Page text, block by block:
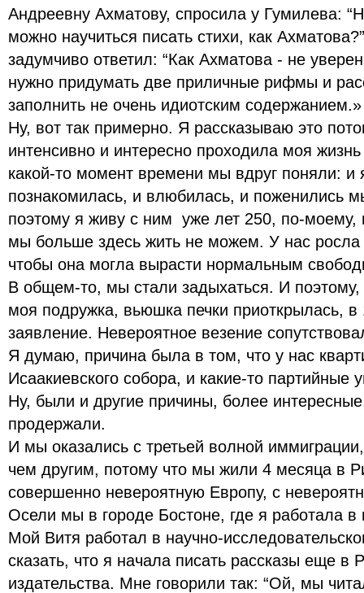
Андреевну Ахматову, спросила у Гумилева:
можно научиться писать стихи, как
задумчиво ответил: “Как Ахматова - не
нужно придумать две приличные рифмы и
заполнить не очень идиотским
Ну, вот так примерно. Я рассказываю это
интенсивно и интересно проходила моя
какой-то момент времени мы вдруг поняли:
познакомилась, и влюбилась, и поженились
поэтому я живу с ним уже лет 250, по-
мы больше здесь жить не можем. У нас росла
чтобы она могла вырасти нормальным
В общем-то, мы стали задыхаться. И поэтому,
моя подружка, вьюшка печки приоткрылась,
заявление. Невероятное везение
Я думаю, причина была в том, что у нас
Исаакиевского собора, и какие-то партийные
Ну, были и другие причины, более
продержали.
И мы оказались с третьей волной
чем другим, потому что мы жили 4 месяца в
совершенно невероятную Европу, с
Осели мы в городе Бостоне, где я работала в
Мой Витя работал в научно-
сказать, что я начала писать рассказы еще в
издательства. Мне говорили так: “Ой, мы